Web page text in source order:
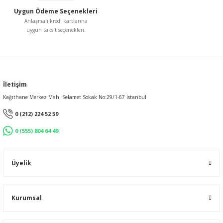
Uygun Ödeme Seçenekleri
Anlaşmalı kredi kartlarına
uygun taksit seçenekleri.
İletişim
Kağıthane Merkez Mah. Selamet Sokak No:29/1-67 İstanbul
0 (212) 224 52 59
0 (555) 804 64 49
Üyelik
Kurumsal